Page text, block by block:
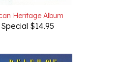
$14.95